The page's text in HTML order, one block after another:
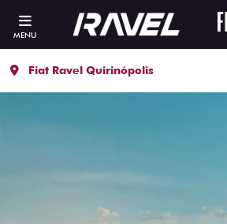
MENU
Fiat Ravel Quirinópolis